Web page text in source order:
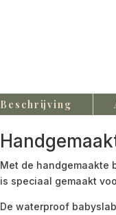
Beschrijving
Met de handgemaakte
is speciaal gemaakt
De waterproof